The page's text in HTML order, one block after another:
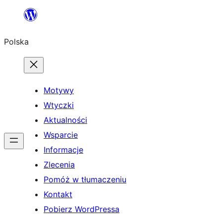
Przejdź
treści
Polska
Motywy
Wtyczki
Aktualności
Wsparcie
Informacje
Zlecenia
Pomóż w tłumaczeniu
Kontakt
Pobierz WordPressa